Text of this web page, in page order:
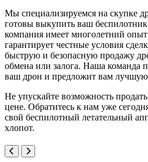
Мы специализируемся на скупке
готовы выкупить ваш
компания имеет многолетний
гарантирует честные условия
быструю и безопасную продажу
обмена или залога. Наша команда
ваш дрон и предложит вам
Не упускайте возможность
цене. Обратитесь к нам уже
свой беспилотный летательный
хлопот.